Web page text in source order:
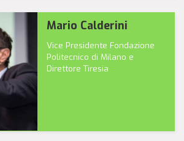
Mario Calderini
Vice Presidente Fondazione
Politecnico di Milano e
Direttore Tiresia